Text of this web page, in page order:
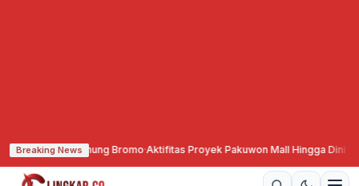
Breaking News
Gunung Bromo·Aktifitas Proyek Pakuwon Mall Hingga Dini Hari,